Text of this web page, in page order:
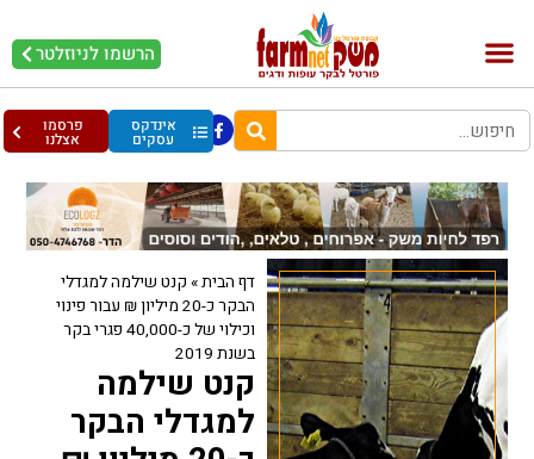
הרשמו לניוזלטר
אינדקס
עסקים
פרסמו
אצלנו
דף הבית» קנט שילמה למגדלי
הבקר כ-20 מיליון ₪ עבור פינוי
וכילוי של כ-40,000 פגרי בקר
בשנת 2019
קנט שילמה
למגדלי הבקר